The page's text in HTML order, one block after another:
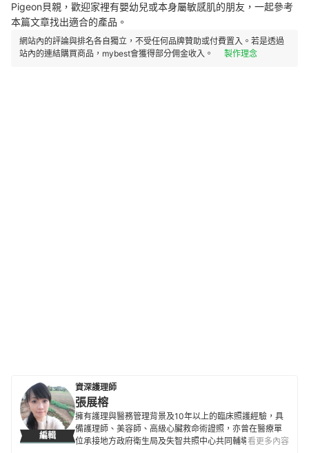
Pigeon貝親，歡迎家裡有嬰幼兒或本身屬敏感肌的朋友，一起參考
本篇文章找出適合的產品。
網站內的評論與排名各自獨立，不受任何品牌贊助或付費置入。若是透過
站內的連結購買商品，mybest會獲得部分佣金收入。
製作理念
編輯
資深護理師
張展榕
擁有護理與醫務管理背景及10年以上的臨床照護經驗，具
備護理師、美容師、高級心臟救命術證照，亦曾在醫療單
位承接地方政府衛生局及失智共照中心共同輔導的失智照
看更多內容